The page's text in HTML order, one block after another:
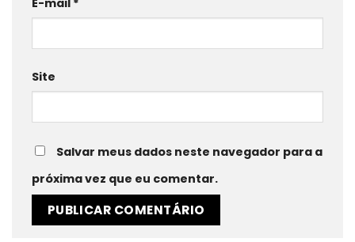
E-mail *
Site
Salvar meus dados neste navegador para a
próxima vez que eu comentar.